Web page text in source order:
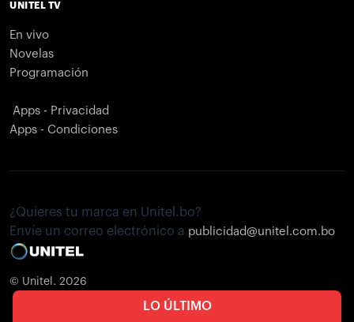
LO ÚLTIMO
UNITEL TV
En vivo
Novelas
Programación
Apps - Privacidad
Apps - Condiciones
¿Quieres tu marca en Unitel.bo?
Envíe un correo electrónico a publicidad@unitel.com.bo
© Unitel. 2026